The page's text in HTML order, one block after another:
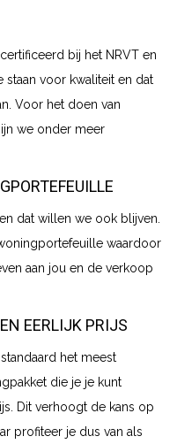
bij het NRVT en
staan voor kwaliteit en dat
Voor het doen van
we onder meer
dat willen we ook blijven.
waardoor
aan jou en de verkoop
EERLIJK PRIJS
het meest
die je je kunt
Dit verhoogt de kans op
profiteer je dus van als